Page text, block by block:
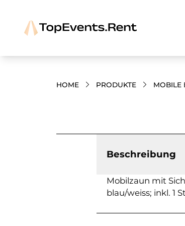
HOME PRODUKTE MOBILE
Beschreibung
Mobilzaun mit
blau/weiss; inkl. 1